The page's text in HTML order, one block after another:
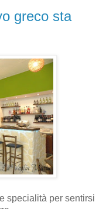
greco sta
specialità per sentirsi